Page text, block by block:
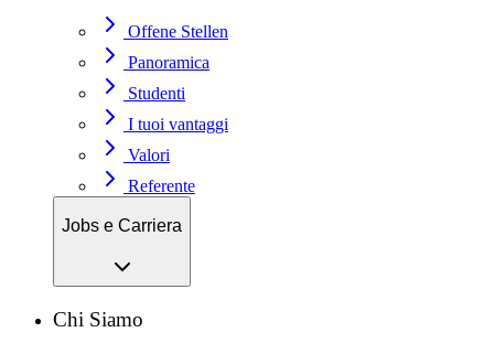
Offene Stellen
Panoramica
Studenti
I tuoi vantaggi
Valori
Referente
Jobs e Carriera
Chi Siamo